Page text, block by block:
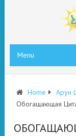
Menu
Home
Арун
Обогащающая